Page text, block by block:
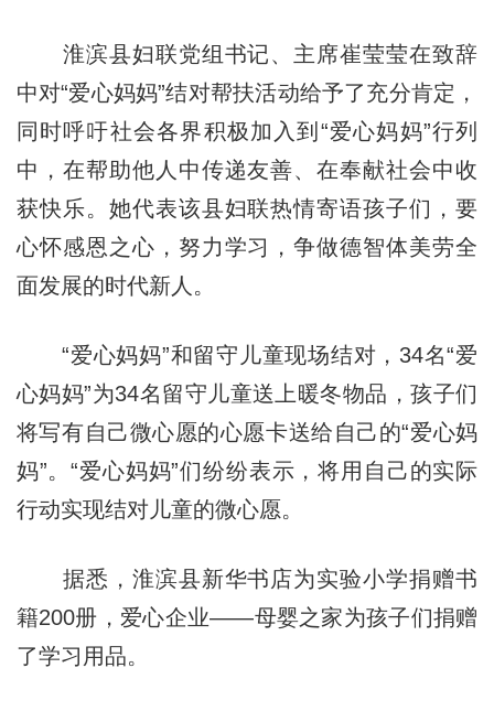
淮滨县妇联党组书记、主席崔莹莹在致辞
中对“爱心妈妈”结对帮扶活动给予了充分肯定，
同时呼吁社会各界积极加入到“爱心妈妈”行列
中，在帮助他人中传递友善、在奉献社会中收
获快乐。她代表该县妇联热情寄语孩子们，要
心怀感恩之心，努力学习，争做德智体美劳全
面发展的时代新人。
“爱心妈妈”和留守儿童现场结对，34名“爱
心妈妈”为34名留守儿童送上暖冬物品，孩子们
将写有自己微心愿的心愿卡送给自己的“爱心妈
妈”。“爱心妈妈”们纷纷表示，将用自己的实际
行动实现结对儿童的微心愿。
据悉，淮滨县新华书店为实验小学捐赠书
籍200册，爱心企业——母婴之家为孩子们捐赠
了学习用品。